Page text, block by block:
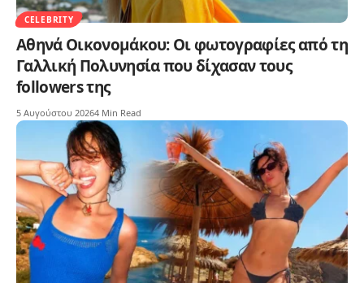
CELEBRITY
Αθηνά Οικονομάκου: Οι φωτογραφίες από τη
Γαλλική Πολυνησία που δίχασαν τους
followers της
5 Αυγούστου 20264 Min Read